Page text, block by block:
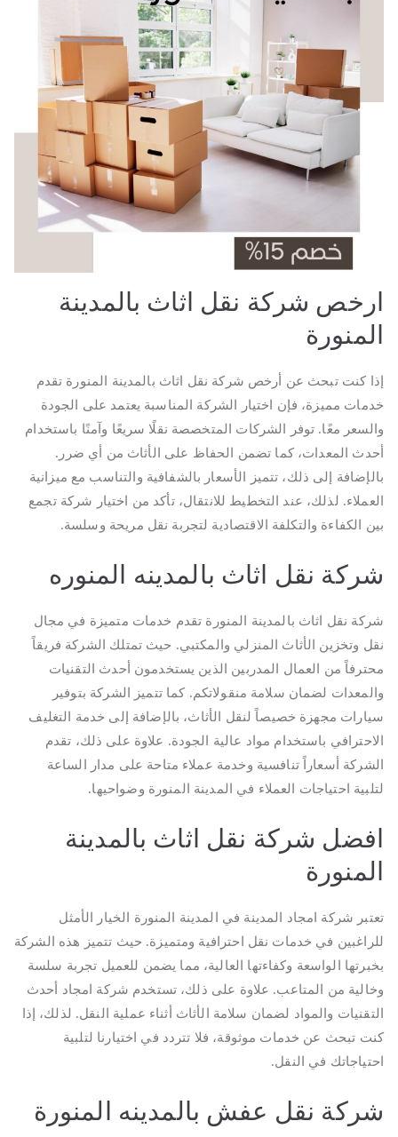
ارخص شركة نقل اثاث بالمدينة
المنورة
إذا كنت تبحث عن أرخص شركة نقل اثاث بالمدينة المنورة تقدم
خدمات مميزة، فإن اختيار الشركة المناسبة يعتمد على الجودة
والسعر معًا. توفر الشركات المتخصصة نقلًا سريعًا وآمنًا باستخدام
أحدث المعدات، كما تضمن الحفاظ على الأثاث من أي ضرر.
بالإضافة إلى ذلك، تتميز الأسعار بالشفافية والتناسب مع ميزانية
العملاء. لذلك، عند التخطيط للانتقال، تأكد من اختيار شركة تجمع
بين الكفاءة والتكلفة الاقتصادية لتجربة نقل مريحة وسلسة.
شركة نقل اثاث بالمدينه المنوره
شركة نقل اثاث بالمدينة المنورة تقدم خدمات متميزة في مجال
نقل وتخزين الأثاث المنزلي والمكتبي. حيث تمتلك الشركة فريقاً
محترفاً من العمال المدربين الذين يستخدمون أحدث التقنيات
والمعدات لضمان سلامة منقولاتكم. كما تتميز الشركة بتوفير
سيارات مجهزة خصيصاً لنقل الأثاث، بالإضافة إلى خدمة التغليف
الاحترافي باستخدام مواد عالية الجودة. علاوة على ذلك، تقدم
الشركة أسعاراً تنافسية وخدمة عملاء متاحة على مدار الساعة
لتلبية احتياجات العملاء في المدينة المنورة وضواحيها.
افضل شركة نقل اثاث بالمدينة
المنورة
تعتبر شركة امجاد المدينة في المدينة المنورة الخيار الأمثل
للراغبين في خدمات نقل احترافية ومتميزة. حيث تتميز هذه الشركة
بخبرتها الواسعة وكفاءتها العالية، مما يضمن للعميل تجربة سلسة
وخالية من المتاعب. علاوة على ذلك، تستخدم شركة امجاد أحدث
التقنيات والمواد لضمان سلامة الأثاث أثناء عملية النقل. لذلك، إذا
كنت تبحث عن خدمات موثوقة، فلا تتردد في اختيارنا لتلبية
احتياجاتك في النقل.
شركة نقل عفش بالمدينه المنورة